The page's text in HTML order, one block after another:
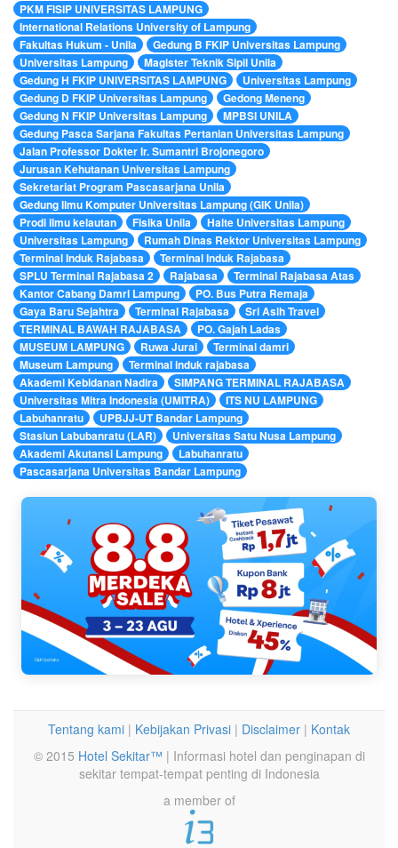
PKM FISIP UNIVERSITAS LAMPUNG
International Relations University of Lampung
Fakultas Hukum - Unila
Gedung B FKIP Universitas Lampung
Universitas Lampung
Magister Teknik Sipil Unila
Gedung H FKIP UNIVERSITAS LAMPUNG
Universitas Lampung
Gedung D FKIP Universitas Lampung
Gedong Meneng
Gedung N FKIP Universitas Lampung
MPBSI UNILA
Gedung Pasca Sarjana Fakultas Pertanian Universitas Lampung
Jalan Professor Dokter Ir. Sumantri Brojonegoro
Jurusan Kehutanan Universitas Lampung
Sekretariat Program Pascasarjana Unila
Gedung Ilmu Komputer Universitas Lampung (GIK Unila)
Prodi ilmu kelautan
Fisika Unila
Halte Universitas Lampung
Universitas Lampung
Rumah Dinas Rektor Universitas Lampung
Terminal Induk Rajabasa
Terminal Induk Rajabasa
SPLU Terminal Rajabasa 2
Rajabasa
Terminal Rajabasa Atas
Kantor Cabang Damri Lampung
PO. Bus Putra Remaja
Gaya Baru Sejahtra
Terminal Rajabasa
Sri Asih Travel
TERMINAL BAWAH RAJABASA
PO. Gajah Ladas
MUSEUM LAMPUNG
Ruwa Jurai
Terminal damri
Museum Lampung
Terminal induk rajabasa
Akademi Kebidanan Nadira
SIMPANG TERMINAL RAJABASA
Universitas Mitra Indonesia (UMITRA)
ITS NU LAMPUNG
Labuhanratu
UPBJJ-UT Bandar Lampung
Stasiun Labubanratu (LAR)
Universitas Satu Nusa Lampung
Akademi Akutansi Lampung
Labuhanratu
Pascasarjana Universitas Bandar Lampung
Tentang kami | Kebijakan Privasi | Disclaimer | Kontak
© 2015 Hotel Sekitar™ | Informasi hotel dan penginapan di
sekitar tempat-tempat penting di Indonesia
a member of